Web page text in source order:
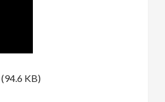
(94.6 KB)